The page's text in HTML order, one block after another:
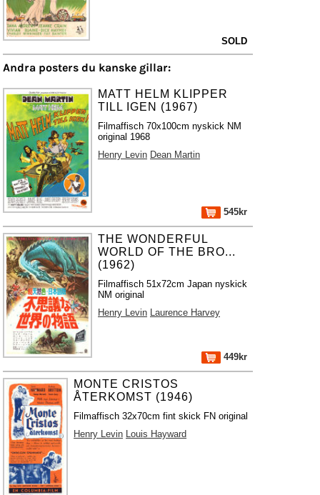
SOLD
Andra posters du kanske gillar:
MATT HELM KLIPPER
TILL IGEN (1967)
Filmaffisch 70x100cm nyskick NM
original 1968
Henry Levin Dean Martin
545kr
THE WONDERFUL
WORLD OF THE BRO...
(1962)
Filmaffisch 51x72cm Japan nyskick
NM original
Henry Levin Laurence Harvey
449kr
MONTE CRISTOS
ÅTERKOMST (1946)
Filmaffisch 32x70cm fint skick FN original
Henry Levin Louis Hayward